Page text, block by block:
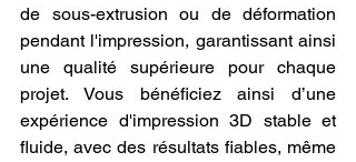
de sous-extrusion ou de déformation
pendant l'impression, garantissant ainsi
une qualité supérieure pour chaque
projet. Vous bénéficiez ainsi d’une
expérience d'impression 3D stable et
fluide, avec des résultats fiables, même